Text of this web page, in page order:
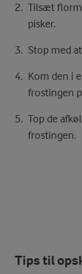
Tilsæt
pisker.
Stop med
Kom den i
frostingen
Top de
frostingen.
Tips til